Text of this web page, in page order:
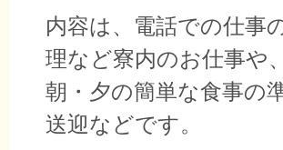
内容は、電話での仕事
理など寮内のお仕事や、
朝・夕の簡単な食事の
送迎などです。